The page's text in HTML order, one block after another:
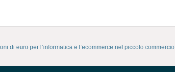
di euro per l’informatica e l’ecommerce nel piccolo commercio